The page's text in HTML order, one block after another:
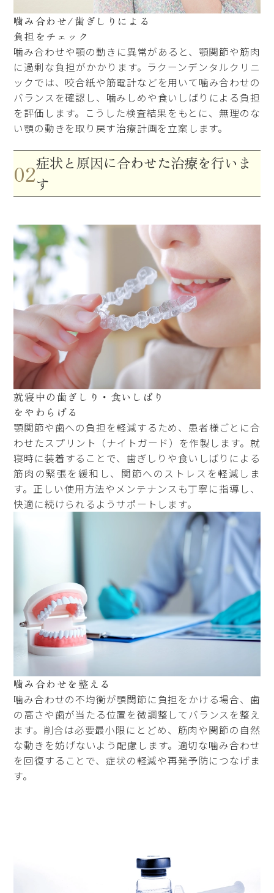
噛み合わせ/歯ぎしりによる
負担をチェック
噛み合わせや顎の動きに異常があると、顎関節や筋肉
に過剰な負担がかかります。ラクーンデンタルクリニ
ックでは、咬合紙や筋電計などを用いて噛み合わせの
バランスを確認し、噛みしめや食いしばりによる負担
を評価します。こうした検査結果をもとに、無理のな
い顎の動きを取り戻す治療計画を立案します。
02症状と原因に合わせた治療を行いま
す
就寝中の歯ぎしり・食いしばり
をやわらげる
顎関節や歯への負担を軽減するため、患者様ごとに合
わせたスプリント（ナイトガード）を作製します。就
寝時に装着することで、歯ぎしりや食いしばりによる
筋肉の緊張を緩和し、関節へのストレスを軽減しま
す。正しい使用方法やメンテナンスも丁寧に指導し、
快適に続けられるようサポートします。
噛み合わせを整える
噛み合わせの不均衡が顎関節に負担をかける場合、歯
の高さや歯が当たる位置を微調整してバランスを整え
ます。削合は必要最小限にとどめ、筋肉や関節の自然
な動きを妨げないよう配慮します。適切な噛み合わせ
を回復することで、症状の軽減や再発予防につなげま
す。